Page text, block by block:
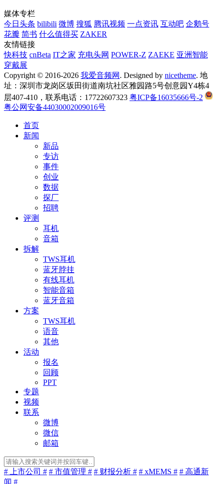
媒体专栏
今日头条 bilibili 微博 搜狐 腾讯视频 一点资讯 互动吧 企鹅号
花瓣 简书 什么值得买 ZAKER
友情链接
快科技 cnBeta IT之家 充电头网 POWER-Z ZAEKE 亚洲智能
穿戴展
Copyright © 2016-2026 我爱音频网 . Designed by nicetheme. 地
址：深圳市龙岗区坂田街道南坑社区雅园路5号创意园Y4栋4
层407-410，联系电话：17722607323 粤ICP备16035666号-2
粤公网安备44030002009016号
首页
新闻
新品
专访
事件
创业
数据
探厂
招聘
评测
耳机
音箱
拆解
TWS耳机
蓝牙脖挂
有线耳机
智能音箱
蓝牙音箱
方案
TWS耳机
语音
其他
活动
报名
回顾
PPT
专题
视频
联系
微博
微信
邮箱
# 上市公司 # # 市值管理 # # 财报分析 # # xMEMS # # 高通新
闻 #